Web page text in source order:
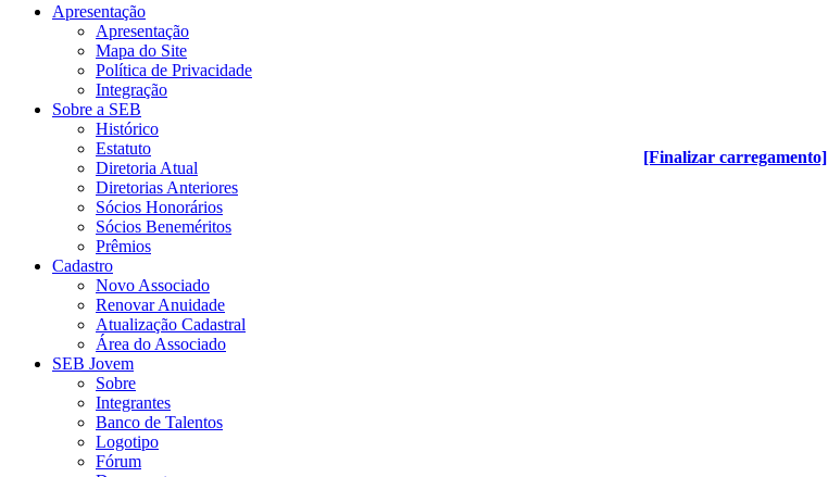
[Finalizar carregamento]
Apresentação
Apresentação
Mapa do Site
Política de Privacidade
Integração
Sobre a SEB
Histórico
Estatuto
Diretoria Atual
Diretorias Anteriores
Sócios Honorários
Sócios Beneméritos
Prêmios
Cadastro
Novo Associado
Renovar Anuidade
Atualização Cadastral
Área do Associado
SEB Jovem
Sobre
Integrantes
Banco de Talentos
Logotipo
Fórum